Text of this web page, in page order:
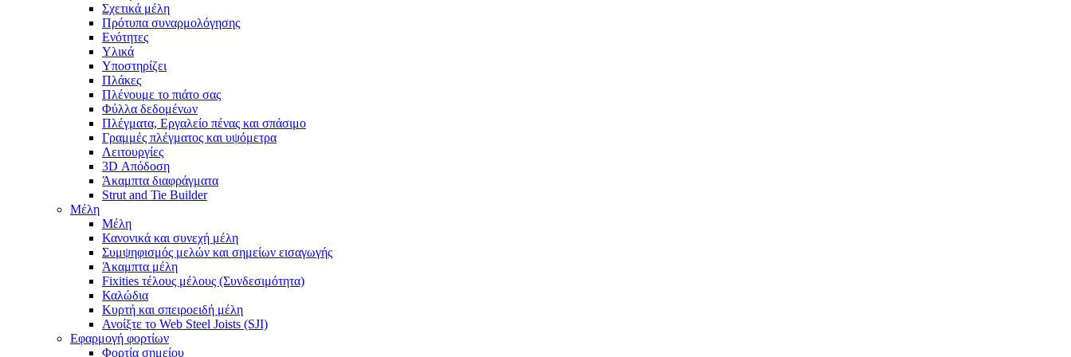
Σχετικά μέλη
Πρότυπα συναρμολόγησης
Ενότητες
Υλικά
Υποστηρίζει
Πλάκες
Πλένουμε το πιάτο σας
Φύλλα δεδομένων
Πλέγματα, Εργαλείο πένας και σπάσιμο
Γραμμές πλέγματος και υψόμετρα
Λειτουργίες
3D Απόδοση
Άκαμπτα διαφράγματα
Strut and Tie Builder
Μέλη
Μέλη
Κανονικά και συνεχή μέλη
Συμψηφισμός μελών και σημείων εισαγωγής
Άκαμπτα μέλη
Fixities τέλους μέλους (Συνδεσιμότητα)
Καλώδια
Κυρτή και σπειροειδή μέλη
Ανοίξτε το Web Steel Joists (SJI)
Εφαρμογή φορτίων
Φορτία σημείου